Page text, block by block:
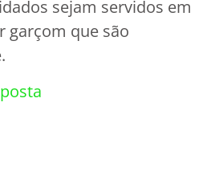
sejam servidos em
garçom que são